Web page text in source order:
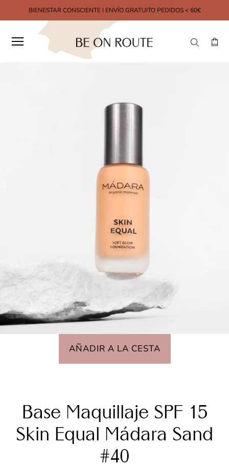
BIENESTAR CONSCIENTE I ENVÍO GRATUITO PEDIDOS < 60€
AÑADIR A LA CESTA
Base Maquillaje SPF 15
Skin Equal Mádara Sand
#40